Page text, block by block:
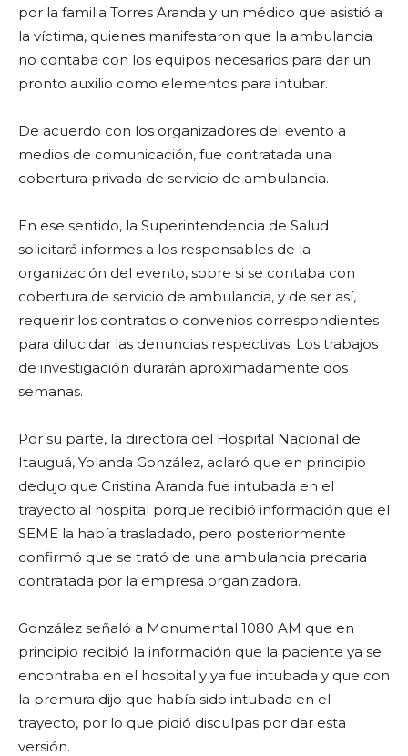
por la familia Torres Aranda y un médico que asistió a
la víctima, quienes manifestaron que la ambulancia
no contaba con los equipos necesarios para dar un
pronto auxilio como elementos para intubar.
De acuerdo con los organizadores del evento a
medios de comunicación, fue contratada una
cobertura privada de servicio de ambulancia.
En ese sentido, la Superintendencia de Salud
solicitará informes a los responsables de la
organización del evento, sobre si se contaba con
cobertura de servicio de ambulancia, y de ser así,
requerir los contratos o convenios correspondientes
para dilucidar las denuncias respectivas. Los trabajos
de investigación durarán aproximadamente dos
semanas.
Por su parte, la directora del Hospital Nacional de
Itauguá, Yolanda González, aclaró que en principio
dedujo que Cristina Aranda fue intubada en el
trayecto al hospital porque recibió información que el
SEME la había trasladado, pero posteriormente
confirmó que se trató de una ambulancia precaria
contratada por la empresa organizadora.
González señaló a Monumental 1080 AM que en
principio recibió la información que la paciente ya se
encontraba en el hospital y ya fue intubada y que con
la premura dijo que había sido intubada en el
trayecto, por lo que pidió disculpas por dar esta
versión.